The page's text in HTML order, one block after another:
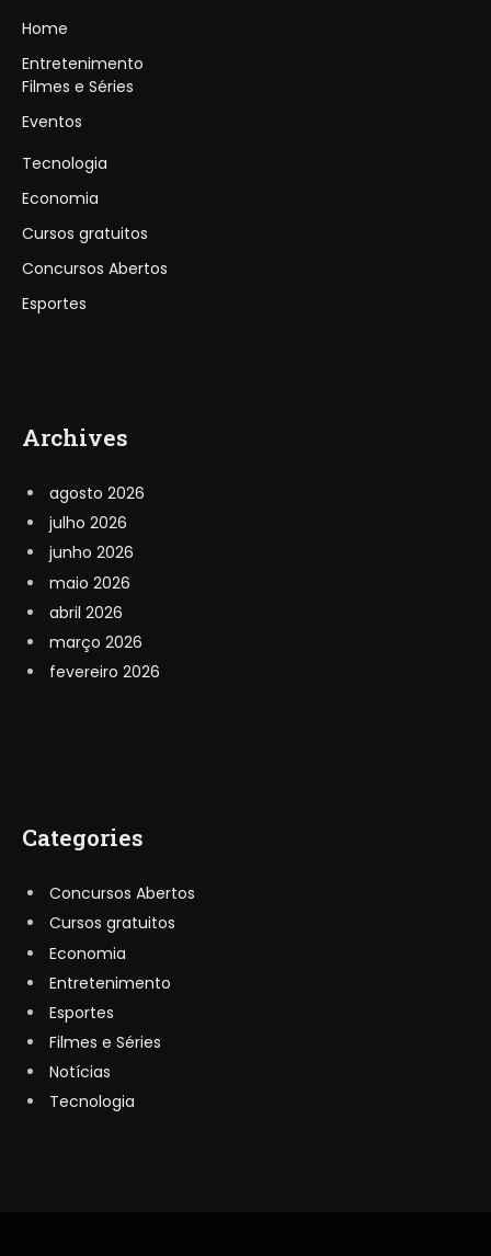
Home
Entretenimento
Filmes e Séries
Eventos
Tecnologia
Economia
Cursos gratuitos
Concursos Abertos
Esportes
Archives
agosto 2026
julho 2026
junho 2026
maio 2026
abril 2026
março 2026
fevereiro 2026
Categories
Concursos Abertos
Cursos gratuitos
Economia
Entretenimento
Esportes
Filmes e Séries
Notícias
Tecnologia